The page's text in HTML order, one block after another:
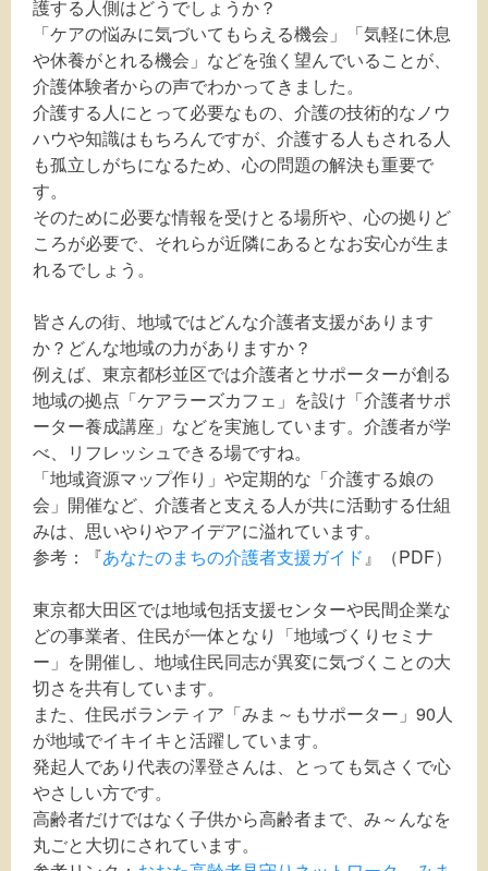
護する人側はどうでしょうか？
「ケアの悩みに気づいてもらえる機会」「気軽に休息
や休養がとれる機会」などを強く望んでいることが、
介護体験者からの声でわかってきました。
介護する人にとって必要なもの、介護の技術的なノウ
ハウや知識はもちろんですが、介護する人もされる人
も孤立しがちになるため、心の問題の解決も重要で
す。
そのために必要な情報を受けとる場所や、心の拠りど
ころが必要で、それらが近隣にあるとなお安心が生ま
れるでしょう。
皆さんの街、地域ではどんな介護者支援があります
か？どんな地域の力がありますか？
例えば、東京都杉並区では介護者とサポーターが創る
地域の拠点「ケアラーズカフェ」を設け「介護者サポ
ーター養成講座」などを実施しています。介護者が学
べ、リフレッシュできる場ですね。
「地域資源マップ作り」や定期的な「介護する娘の
会」開催など、介護者と支える人が共に活動する仕組
みは、思いやりやアイデアに溢れています。
参考：『あなたのまちの介護者支援ガイド』（PDF）
東京都大田区では地域包括支援センターや民間企業な
どの事業者、住民が一体となり「地域づくりセミナ
ー」を開催し、地域住民同志が異変に気づくことの大
切さを共有しています。
また、住民ボランティア「みま～もサポーター」90人
が地域でイキイキと活躍しています。
発起人であり代表の澤登さんは、とっても気さくで心
やさしい方です。
高齢者だけではなく子供から高齢者まで、み～んなを
丸ごと大切にされています。